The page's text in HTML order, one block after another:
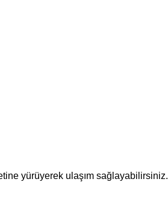
yürüyerek ulaşım sağlayabilirsiniz.